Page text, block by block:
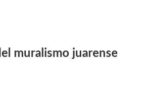
muralismo juarense